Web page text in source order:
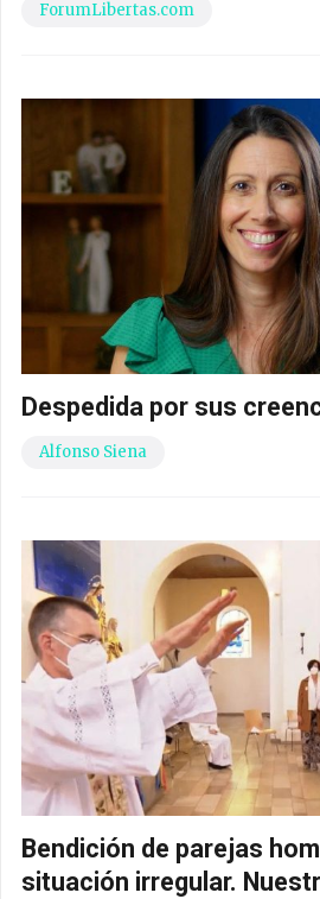
ForumLibertas.com
Despedida por sus
Alfonso Siena
Bendición de parejas
situación irregular.